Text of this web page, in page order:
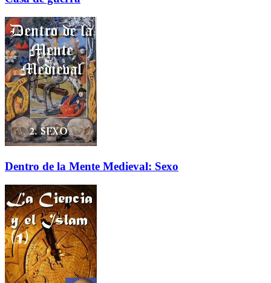
Dentro de la Mente Medieval: Sexo